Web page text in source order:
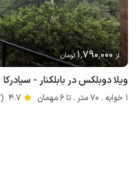
از 1٬790٬000تومان
ویلا دوبلکس در بابلکنار - سیادرکا
1 خوابه . 70 متر . تا 6 مهمان 4.7 (17 نظر)